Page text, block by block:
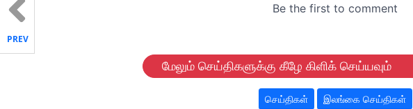
மேலும் செய்திகளுக்கு கீழே கிளிக் செய்யவும்
செய்திகள் இலங்கை செய்திகள்
PREV